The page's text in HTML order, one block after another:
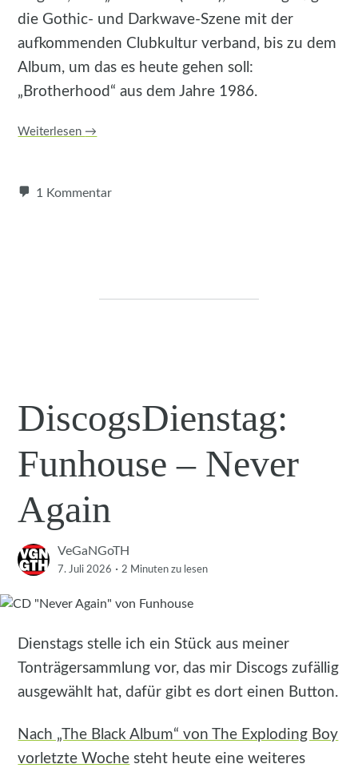
die Gothic- und Darkwave-Szene mit der
aufkommenden Clubkultur verband, bis zu dem
Album, um das es heute gehen soll:
„Brotherhood“ aus dem Jahre 1986.
Weiterlesen →
1 Kommentar
DiscogsDienstag:
Funhouse – Never
Again
VeGaNGoTH
7. Juli 2026 · 2 Minuten zu lesen
Dienstags stelle ich ein Stück aus meiner
Tonträgersammlung vor, das mir Discogs zufällig
ausgewählt hat, dafür gibt es dort einen Button.
Nach „The Black Album“ von The Exploding Boy
vorletzte Woche steht heute eine weiteres